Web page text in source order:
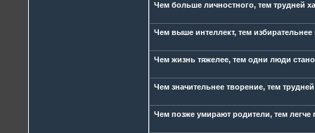
Чем больше личностного, тем трудней
Чем выше интеллект, тем избирательнее
Чем жизнь тяжелее, тем одни люди
Чем значительнее творение, тем
Чем позже умирают родители, тем